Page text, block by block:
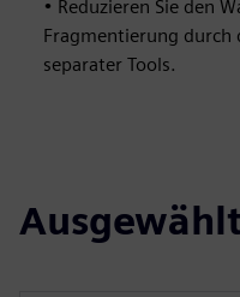
• Reduzieren Sie den
Fragmentierung durch
separater Tools.